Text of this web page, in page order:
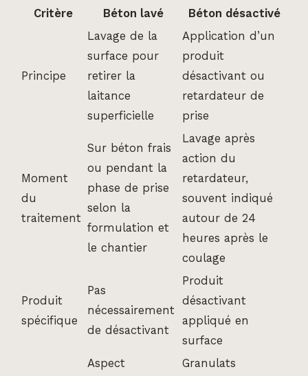
Critère Béton lavé Béton désactivé
Principe
Lavage de la
surface pour
retirer la
laitance
superficielle
Application d’un
produit
désactivant ou
retardateur de
prise
Moment
du
traitement
Sur béton frais
ou pendant la
phase de prise
selon la
formulation et
le chantier
Lavage après
action du
retardateur,
souvent indiqué
autour de 24
heures après le
coulage
Produit
spécifique
Pas
nécessairement
de désactivant
Produit
désactivant
appliqué en
surface
Aspect
Granulats